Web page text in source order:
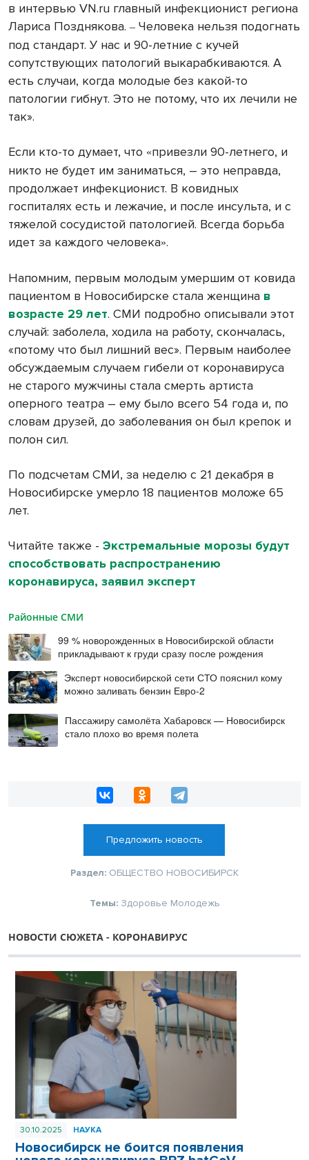
в интервью VN.ru главный инфекционист региона
Лариса Позднякова. – Человека нельзя подогнать
под стандарт. У нас и 90-летние с кучей
сопутствующих патологий выкарабкиваются. А
есть случаи, когда молодые без какой-то
патологии гибнут. Это не потому, что их лечили не
так».
Если кто-то думает, что «привезли 90-летнего, и
никто не будет им заниматься, – это неправда,
продолжает инфекционист. В ковидных
госпиталях есть и лежачие, и после инсульта, и с
тяжелой сосудистой патологией. Всегда борьба
идет за каждого человека».
Напомним, первым молодым умершим от ковида
пациентом в Новосибирске стала женщина в
возрасте 29 лет. СМИ подробно описывали этот
случай: заболела, ходила на работу, скончалась,
«потому что был лишний вес». Первым наиболее
обсуждаемым случаем гибели от коронавируса
не старого мужчины стала смерть артиста
оперного театра – ему было всего 54 года и, по
словам друзей, до заболевания он был крепок и
полон сил.
По подсчетам СМИ, за неделю с 21 декабря в
Новосибирске умерло 18 пациентов моложе 65
лет.
Читайте также - Экстремальные морозы будут
способствовать распространению
коронавируса, заявил эксперт
Районные СМИ
99 % новорожденных в Новосибирской области
прикладывают к груди сразу после рождения
Эксперт новосибирской сети СТО пояснил кому
можно заливать бензин Евро‑2
Пассажиру самолёта Хабаровск — Новосибирск
стало плохо во время полета
Предложить новость
Раздел: ОБЩЕСТВО НОВОСИБИРСК
Темы: Здоровье Молодежь
НОВОСТИ СЮЖЕТА - КОРОНАВИРУС
30.10.2025 НАУКА
Новосибирск не боится появления